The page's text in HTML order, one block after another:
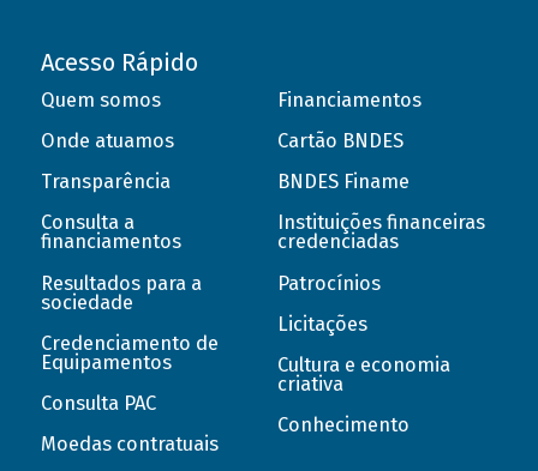
Acesso Rápido
Quem somos
Onde atuamos
Transparência
Consulta a
financiamentos
Resultados para a
sociedade
Credenciamento de
Equipamentos
Consulta PAC
Moedas contratuais
Financiamentos
Cartão BNDES
BNDES Finame
Instituições financeiras
credenciadas
Patrocínios
Licitações
Cultura e economia
criativa
Conhecimento